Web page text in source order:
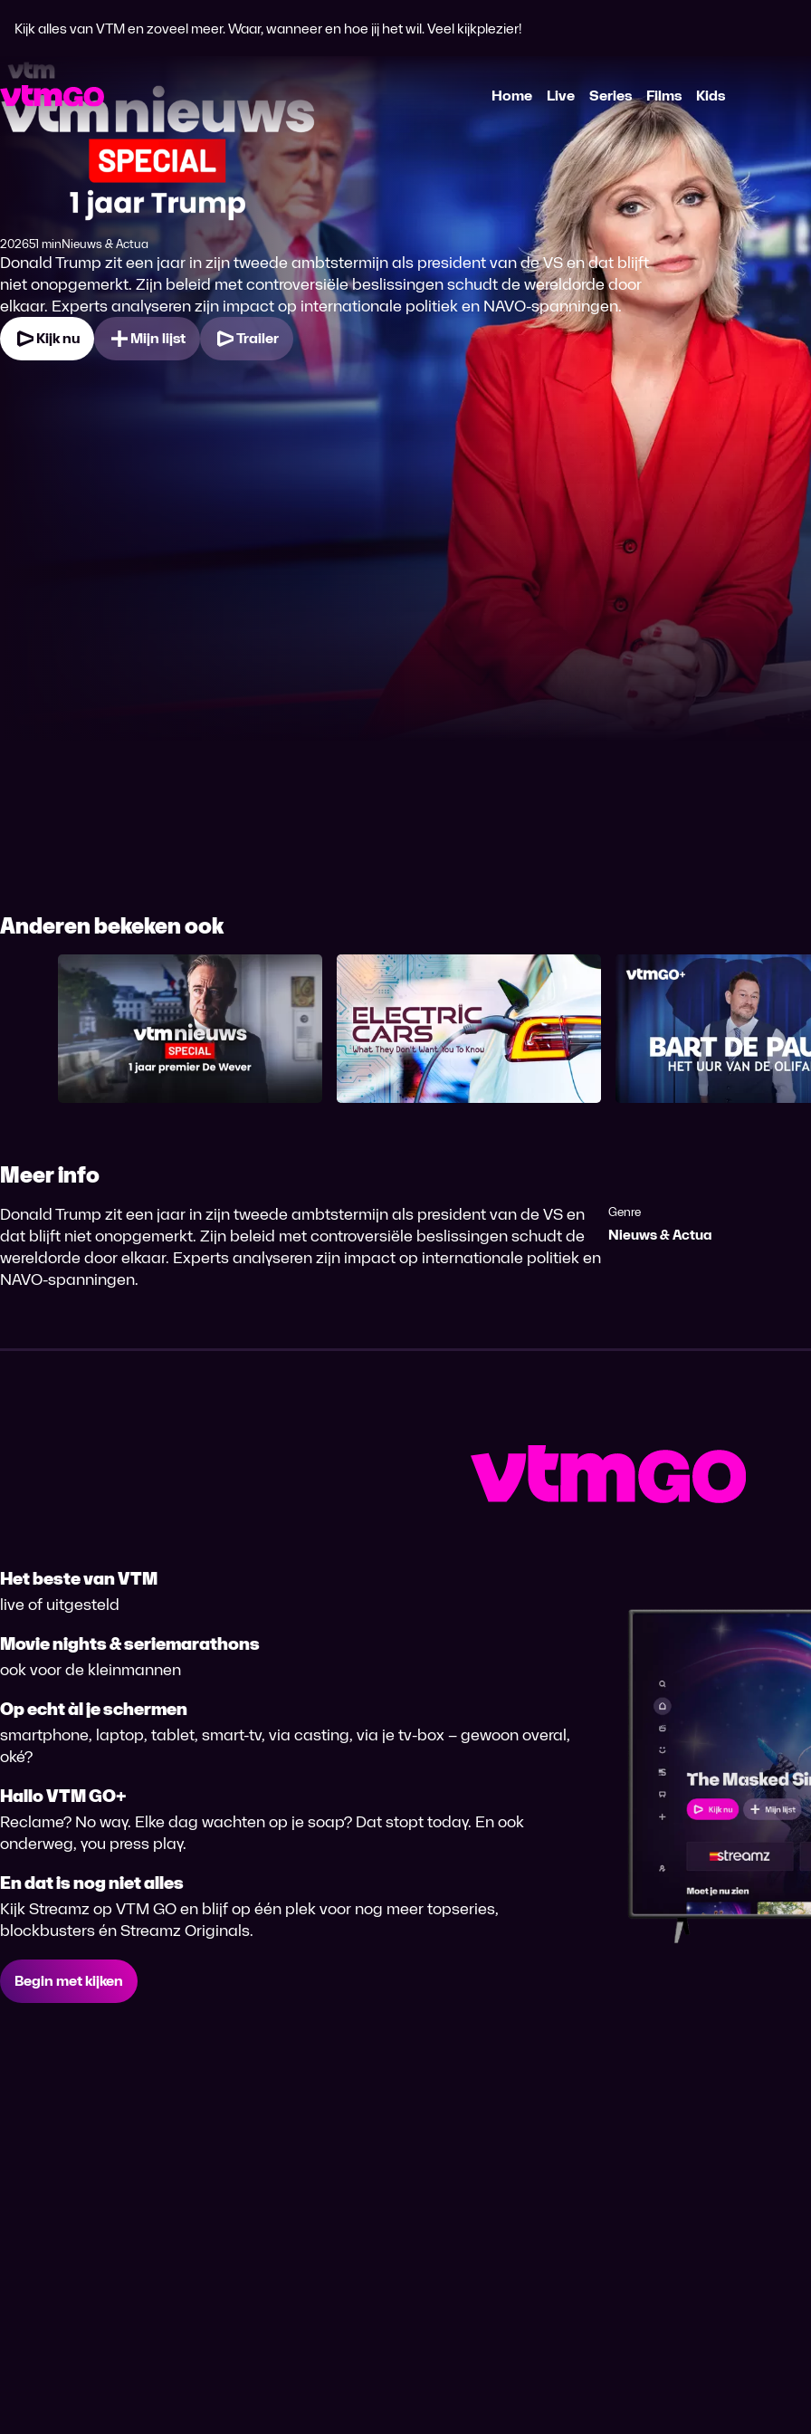
Kijk alles van VTM en zoveel meer. Waar, wanneer en hoe jij het wil. Veel kijkplezier!
Home Live Series Films Kids
VTM NIEUWS Special: 1 Jaar Trump
Productiejaar
2026
Tijdsduur
51 min
Genre
Nieuws & Actua
Donald Trump zit een jaar in zijn tweede ambtstermijn als president van de VS en dat blijft
niet onopgemerkt. Zijn beleid met controversiële beslissingen schudt de wereldorde door
elkaar. Experts analyseren zijn impact op internationale politiek en NAVO-spanningen.
Kijk nu Mijn lijst Trailer
Anderen bekeken ook
VTM NIEUWS Special 1 jaar
premier De Wever
Electric Cars: What They
Don't Want You To Know
Het Uur van de
Meer info
Donald Trump zit een jaar in zijn tweede ambtstermijn als president van de VS en
dat blijft niet onopgemerkt. Zijn beleid met controversiële beslissingen schudt de
wereldorde door elkaar. Experts analyseren zijn impact op internationale politiek en
NAVO-spanningen.
Genre
Nieuws & Actua
Het beste van VTM
live of uitgesteld
Movie nights & seriemarathons
ook voor de kleinmannen
Op echt àl je schermen
smartphone, laptop, tablet, smart-tv, via casting, via je tv-box – gewoon overal,
oké?
Hallo VTM GO+
Reclame? No way. Elke dag wachten op je soap? Dat stopt today. En ook
onderweg, you press play.
En dat is nog niet alles
Kijk Streamz op VTM GO en blijf op één plek voor nog meer topseries,
blockbusters én Streamz Originals.
Begin met kijken